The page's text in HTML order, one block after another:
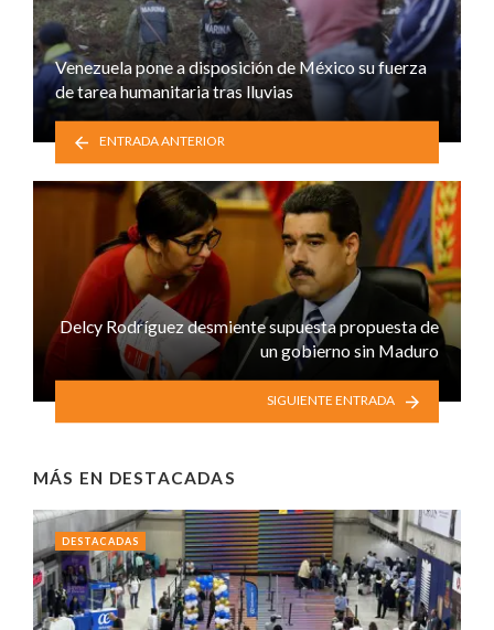
Venezuela pone a disposición de México su fuerza
de tarea humanitaria tras lluvias
ENTRADA ANTERIOR
Delcy Rodríguez desmiente supuesta propuesta de
un gobierno sin Maduro
SIGUIENTE ENTRADA
MÁS EN DESTACADAS
DESTACADAS